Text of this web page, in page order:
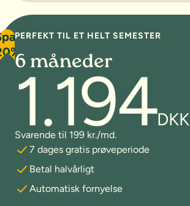
PERFEKT TIL ET HELT SEMESTER
6 måneder
1.194DKK
Svarende til 199 kr./md.
7 dages gratis prøveperiode
Betal halvårligt
Automatisk fornyelse